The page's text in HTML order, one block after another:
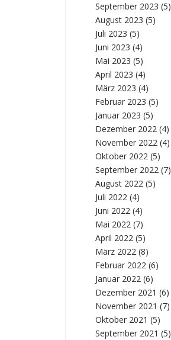
September 2023 (5)
August 2023 (5)
Juli 2023 (5)
Juni 2023 (4)
Mai 2023 (5)
April 2023 (4)
März 2023 (4)
Februar 2023 (5)
Januar 2023 (5)
Dezember 2022 (4)
November 2022 (4)
Oktober 2022 (5)
September 2022 (7)
August 2022 (5)
Juli 2022 (4)
Juni 2022 (4)
Mai 2022 (7)
April 2022 (5)
März 2022 (8)
Februar 2022 (6)
Januar 2022 (6)
Dezember 2021 (6)
November 2021 (7)
Oktober 2021 (5)
September 2021 (5)